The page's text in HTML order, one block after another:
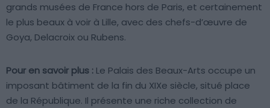
grands musées de France hors de Paris, et certainement
le plus beaux à voir à Lille, avec des chefs-d’œuvre de
Goya, Delacroix ou Rubens.
Pour en savoir plus : Le Palais des Beaux-Arts occupe un
imposant bâtiment de la fin du XIXe siècle, situé place
de la République. Il présente une riche collection de